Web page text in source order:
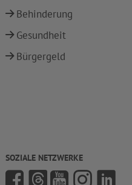
Behinderung
Gesundheit
Bürgergeld
SOZIALE NETZWERKE